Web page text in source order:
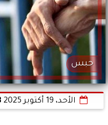
حبس
الأحد، 19 أكتوبر 2025